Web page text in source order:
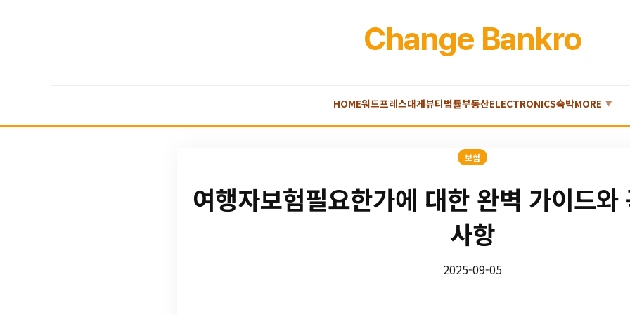
Change Bankro
HOME워드프레스대게뷰티법률부동산ELECTRONICS숙박MORE ▼
보험
여행자보험필요한가에 대한 완벽 가이드
사항
2025-09-05